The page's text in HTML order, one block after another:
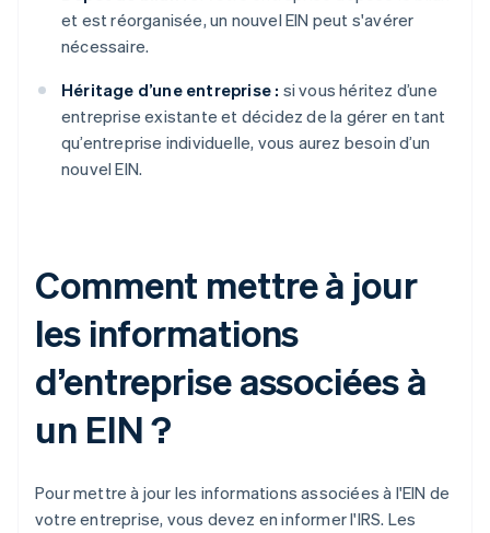
et est réorganisée, un nouvel EIN peut s'avérer
nécessaire.
Héritage d’une entreprise : si vous héritez d’une
entreprise existante et décidez de la gérer en tant
qu’entreprise individuelle, vous aurez besoin d’un
nouvel EIN.
Comment mettre à jour
les informations
d’entreprise associées à
un EIN ?
Pour mettre à jour les informations associées à l'EIN de
votre entreprise, vous devez en informer l'IRS. Les